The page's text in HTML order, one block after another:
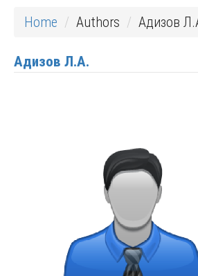
Home Authors Адизов
Адизов Л.А.